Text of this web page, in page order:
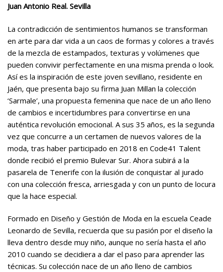
Juan Antonio Real. Sevilla
La contradicción de sentimientos humanos se transforman
en arte para dar vida a un caos de formas y colores a través
de la mezcla de estampados, texturas y volúmenes que
pueden convivir perfectamente en una misma prenda o look.
Así es la inspiración de este joven sevillano, residente en
Jaén, que presenta bajo su firma Juan Millan la colección
‘Sarmale’, una propuesta femenina que nace de un año lleno
de cambios e incertidumbres para convertirse en una
auténtica revolución emocional. A sus 35 años, es la segunda
vez que concurre a un certamen de nuevos valores de la
moda, tras haber participado en 2018 en Code41 Talent
donde recibió el premio Bulevar Sur. Ahora subirá a la
pasarela de Tenerife con la ilusión de conquistar al jurado
con una colección fresca, arriesgada y con un punto de locura
que la hace especial.
Formado en Diseño y Gestión de Moda en la escuela Ceade
Leonardo de Sevilla, recuerda que su pasión por el diseño la
lleva dentro desde muy niño, aunque no sería hasta el año
2010 cuando se decidiera a dar el paso para aprender las
técnicas. Su colección nace de un año lleno de cambios